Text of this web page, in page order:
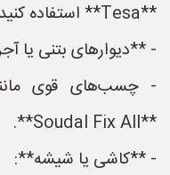
**Tesa** استفاده کنید.
- **دیوارهای بتنی یا
**Soudal Fix All**.
- **کاشی یا شیشه**: